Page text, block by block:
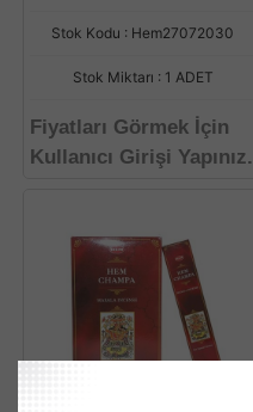
Stok Kodu : Hem27072030
Stok Miktarı : 1 ADET
Fiyatları Görmek İçin
Kullanıcı Girişi Yapınız.